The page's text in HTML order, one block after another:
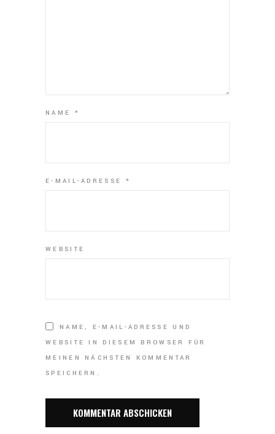
NAME *
E-MAIL-ADRESSE *
WEBSITE
NAME, E-MAIL-ADRESSE UND
WEBSITE IN DIESEM BROWSER FÜR
MEINEN NÄCHSTEN KOMMENTAR
SPEICHERN.